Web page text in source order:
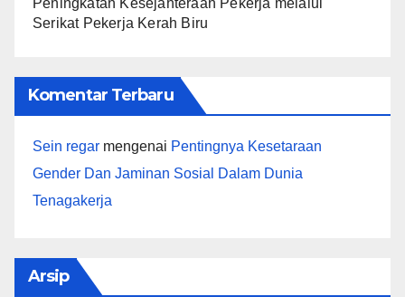
Serikat Pekerja Kerah Biru
Komentar Terbaru
Sein regar mengenai Pentingnya Kesetaraan
Gender Dan Jaminan Sosial Dalam Dunia
Tenagakerja
Arsip